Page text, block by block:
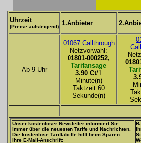
Uhrzeit
(Preise aufsteigend) 1.Anbieter
Ab 9 Uhr
01067 Callthrough
Netzvorwahl:
01801-000252,
Tarifansage
3.90 Ct/1
Minute(n)
Taktzeit:60
Sekunde(n)
Unser kostenloser Newsletter informiert Sie
immer über die neuesten Tarife und Nachrichten.
Die kostenlose Tariftabelle hilft beim Sparen.
Ihre E-Mail-Anschrift: